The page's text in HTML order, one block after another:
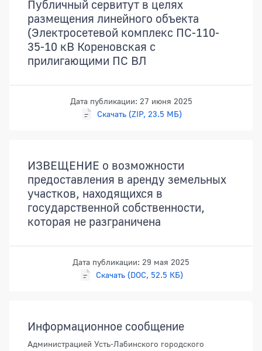
Публичный сервитут в целях
размещения линейного объекта
(Электросетевой комплекс ПС-110-
35-10 кВ Кореновская с
прилигающими ПС ВЛ
Дата публикации: 27 июня 2025
Скачать (ZIP, 23.5 МБ)
ИЗВЕЩЕНИЕ о возможности
предоставления в аренду земельных
участков, находящихся в
государственной собственности,
которая не разграничена
Дата публикации: 29 мая 2025
Скачать (DOC, 52.5 КБ)
Информационное сообщение
Администрацией Усть-Лабинского городского